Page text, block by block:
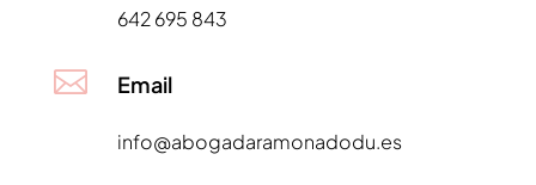
642 695 843
 Email
info@abogadaramonadodu.es